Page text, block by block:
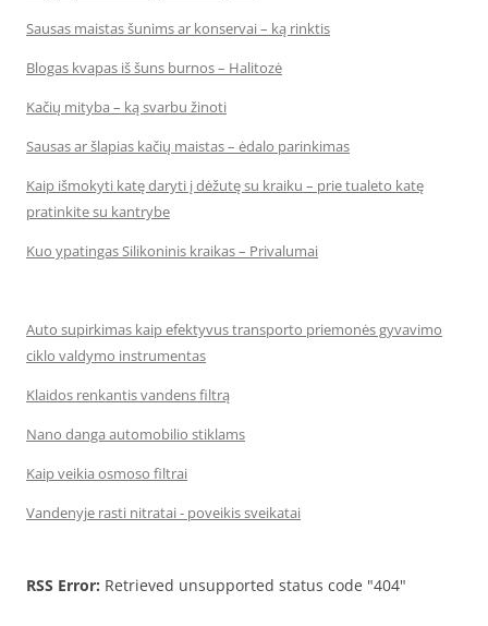
Sausas maistas šunims ar konservai – ką rinktis
Blogas kvapas iš šuns burnos – Halitozė
Kačių mityba – ką svarbu žinoti
Sausas ar šlapias kačių maistas – ėdalo parinkimas
Kaip išmokyti katę daryti į dėžutę su kraiku – prie tualeto katę
pratinkite su kantrybe
Kuo ypatingas Silikoninis kraikas – Privalumai
Auto supirkimas kaip efektyvus transporto priemonės gyvavimo
ciklo valdymo instrumentas
Klaidos renkantis vandens filtrą
Nano danga automobilio stiklams
Kaip veikia osmoso filtrai
Vandenyje rasti nitratai - poveikis sveikatai
RSS Error: Retrieved unsupported status code "404"